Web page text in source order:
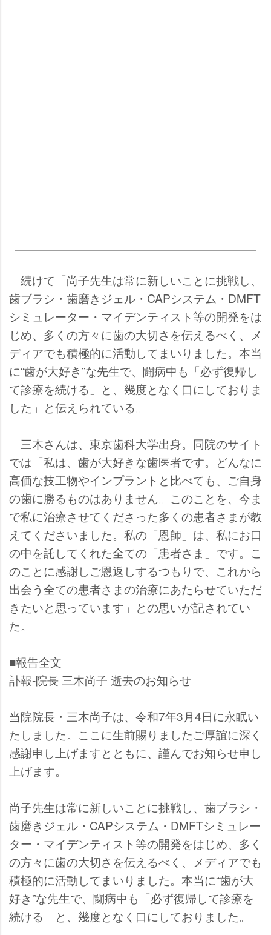
続けて「尚子先生は常に新しいことに挑戦し、
歯ブラシ・歯磨きジェル・CAPシステム・DMFT
シミュレーター・マイデンティスト等の開発をは
じめ、多くの方々に歯の大切さを伝えるべく、メ
ディアでも積極的に活動してまいりました。本当
に“歯が大好き”な先生で、闘病中も「必ず復帰し
て診療を続ける」と、幾度となく口にしておりま
した」と伝えられている。
三木さんは、東京歯科大学出身。同院のサイト
では「私は、歯が大好きな歯医者です。どんなに
高価な技工物やインプラントと比べても、ご自身
の歯に勝るものはありません。このことを、今ま
で私に治療させてくださった多くの患者さまが教
えてくださいました。私の「恩師」は、私にお口
の中を託してくれた全ての「患者さま」です。こ
のことに感謝しご恩返しするつもりで、これから
出会う全ての患者さまの治療にあたらせていただ
きたいと思っています」との思いが記されてい
た。
■報告全文
訃報-院長 三木尚子 逝去のお知らせ
当院院長・三木尚子は、令和7年3月4日に永眠い
たしました。ここに生前賜りましたご厚誼に深く
感謝申し上げますとともに、謹んでお知らせ申し
上げます。
尚子先生は常に新しいことに挑戦し、歯ブラシ・
歯磨きジェル・CAPシステム・DMFTシミュレー
ター・マイデンティスト等の開発をはじめ、多く
の方々に歯の大切さを伝えるべく、メディアでも
積極的に活動してまいりました。本当に“歯が大
好き”な先生で、闘病中も「必ず復帰して診療を
続ける」と、幾度となく口にしておりました。